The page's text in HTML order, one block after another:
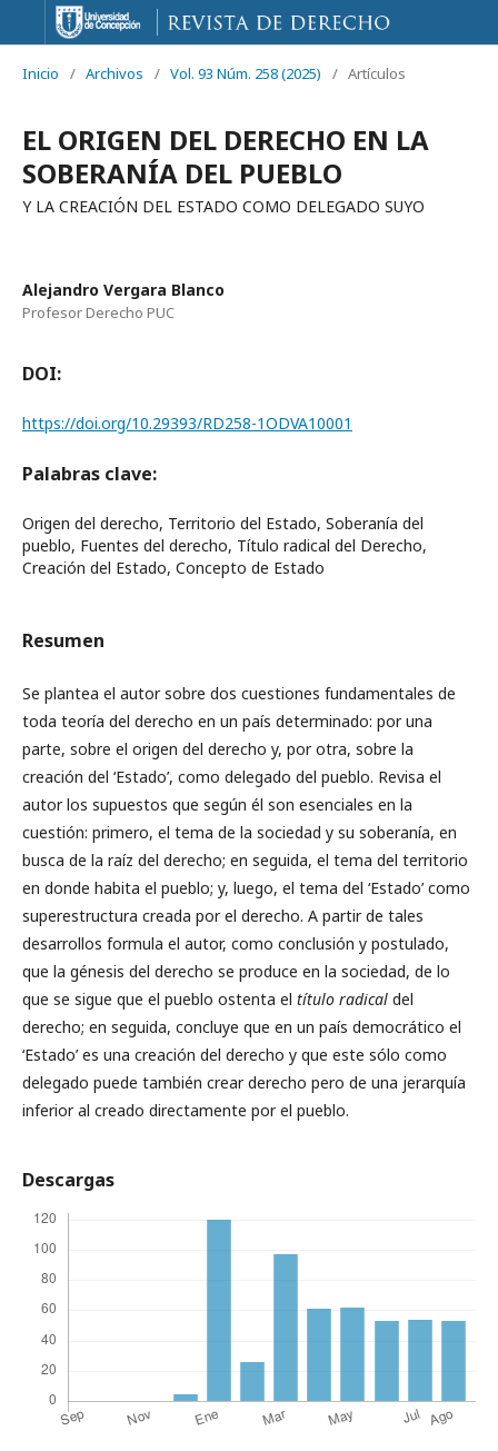
Inicio / Archivos / Vol. 93 Núm. 258 (2025) / Artículos
EL ORIGEN DEL DERECHO EN LA
SOBERANÍA DEL PUEBLO
Y LA CREACIÓN DEL ESTADO COMO DELEGADO SUYO
Alejandro Vergara Blanco
Profesor Derecho PUC
DOI:
https://doi.org/10.29393/RD258-1ODVA10001
Palabras clave:
Origen del derecho, Territorio del Estado, Soberanía del
pueblo, Fuentes del derecho, Título radical del Derecho,
Creación del Estado, Concepto de Estado
Resumen
Se plantea el autor sobre dos cuestiones fundamentales de
toda teoría del derecho en un país determinado: por una
parte, sobre el origen del derecho y, por otra, sobre la
creación del ‘Estado’, como delegado del pueblo. Revisa el
autor los supuestos que según él son esenciales en la
cuestión: primero, el tema de la sociedad y su soberanía, en
busca de la raíz del derecho; en seguida, el tema del territorio
en donde habita el pueblo; y, luego, el tema del ‘Estado’ como
superestructura creada por el derecho. A partir de tales
desarrollos formula el autor, como conclusión y postulado,
que la génesis del derecho se produce en la sociedad, de lo
que se sigue que el pueblo ostenta el título radical del
derecho; en seguida, concluye que en un país democrático el
‘Estado’ es una creación del derecho y que este sólo como
delegado puede también crear derecho pero de una jerarquía
inferior al creado directamente por el pueblo.
Descargas